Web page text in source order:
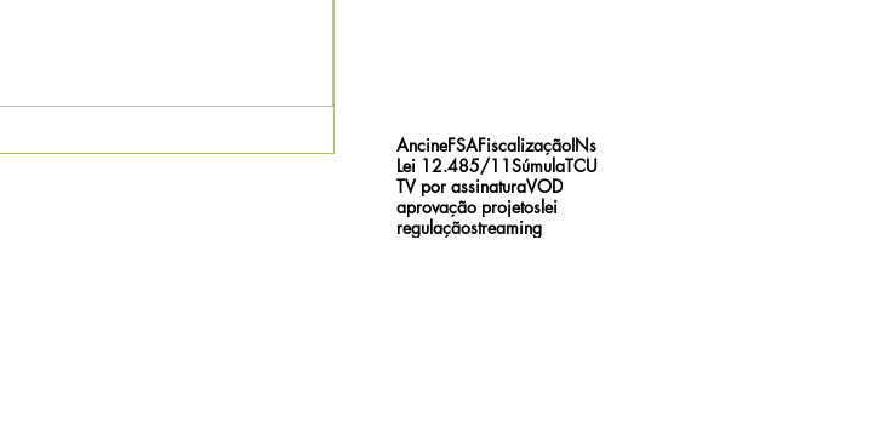
AncineFSAFiscalizaçãoINs
Lei 12.485/11SúmulaTCU
TV por assinaturaVOD
aprovação projetoslei
regulaçãostreaming